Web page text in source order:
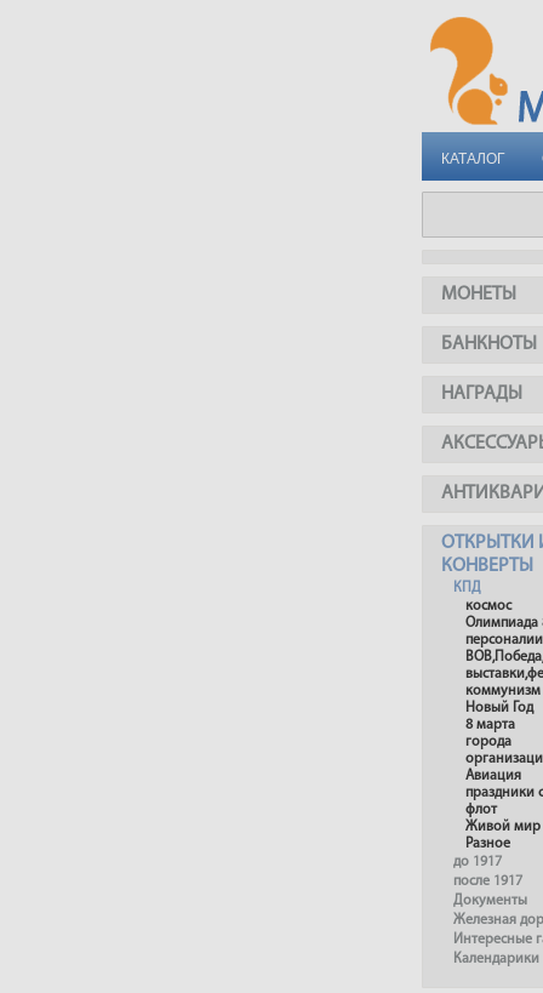
КАТАЛОГ
МОНЕТЫ
БАНКНОТЫ
НАГРАДЫ
ОТКРЫТКИ
КОНВЕРТЫ
КПД
космос
Олимпиада
персоналии
коммунизм
Новый Год
8 марта
города
Авиация
праздники
флот
Живой мир
Разное
до 1917
после 1917
Документы
Железная
Интересные
Календарики